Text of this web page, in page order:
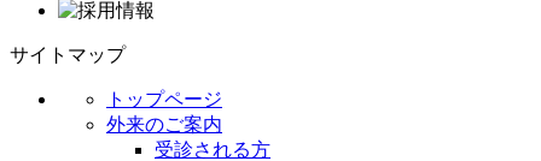
サイトマップ
トップページ
外来のご案内
受診される方